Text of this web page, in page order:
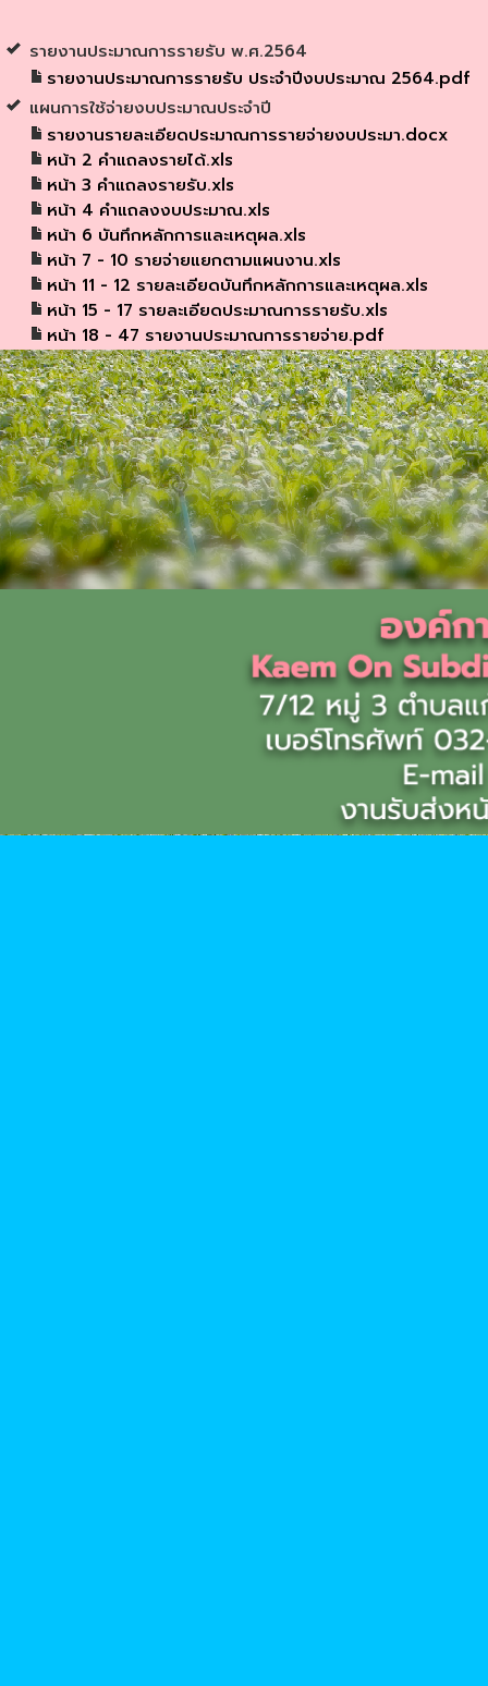
รายงานประมาณการรายรับ พ.ศ.2564
รายงานประมาณการรายรับ ประจำปีงบประมาณ 2564.pdf
แผนการใช้จ่ายงบประมาณประจำปี
รายงานรายละเอียดประมาณการรายจ่ายงบประมา.docx
หน้า 2 คำแถลงรายได้.xls
หน้า 3 คำแถลงรายรับ.xls
หน้า 4 คำแถลงงบประมาณ.xls
หน้า 6 บันทึกหลักการและเหตุผล.xls
หน้า 7 - 10 รายจ่ายแยกตามแผนงาน.xls
หน้า 11 - 12 รายละเอียดบันทึกหลักการและเหตุผล.xls
หน้า 15 - 17 รายละเอียดประมาณการรายรับ.xls
หน้า 18 - 47 รายงานประมาณการรายจ่าย.pdf